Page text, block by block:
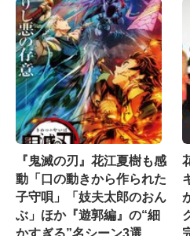
『鬼滅の刃』花江夏樹も感
動「口の動きから作られた
子守唄」「妓夫太郎のおん
ぶ」ほか『遊郭編』の“細